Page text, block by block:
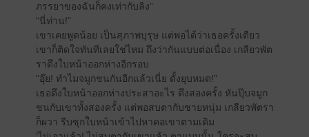
ภรรยาของฉันก็คงเท่ากับลิง”
“นี่ท่าน!”
เขาเคยพูดน้อย เป็นสุภาพบุรุษ แต่พอได้ว่าเธอครั้งเดียว
เขาก็ติดใจทันทีเลยใช่ไหม ถึงว่ากันแบบต่อเนื่อง เกลียวพัต
ราดึงใบหน้าออกห่างอีกรอบ
“อุ๊ย! ทำไมจมูกชนกันอีกแล้วเนี่ย ดั้งยุบหมด!”
เธอดึงใบหน้าออกห่างประสาอะไร ดึงสองครั้ง หันปุ๊บจมูก
ชนกับเขาทั้งสองครั้ง แต่พอสบตากับชายหนุ่ม เกลียวพัตรา
ก็ผวา รีบซุกใบหน้าเข้าไปหาคอเขาตามเดิม